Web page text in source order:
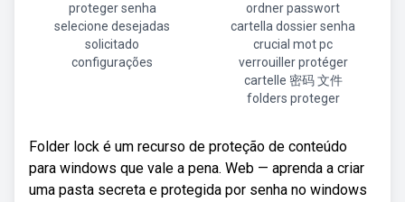
proteger senha
selecione desejadas
solicitado
configurações
ordner passwort
cartella dossier senha
crucial mot pc
verrouiller protéger
cartelle 密码 文件
folders proteger
Folder lock é um recurso de proteção de conteúdo
para windows que vale a pena. Web — aprenda a criar
uma pasta secreta e protegida por senha no windows